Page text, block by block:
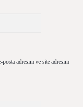
posta adresim ve site adresim